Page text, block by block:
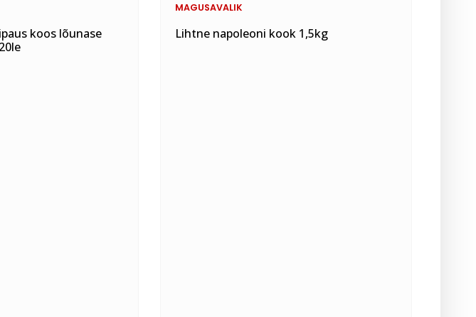
koos lõunase
MAGUSAVALIK
Lihtne napoleoni kook 1,5kg